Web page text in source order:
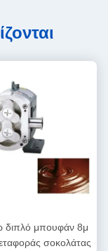
διπλό μπουφάν 8μ
σοκολάτας